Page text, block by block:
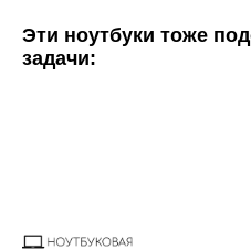
Эти ноутбуки тоже
задачи: